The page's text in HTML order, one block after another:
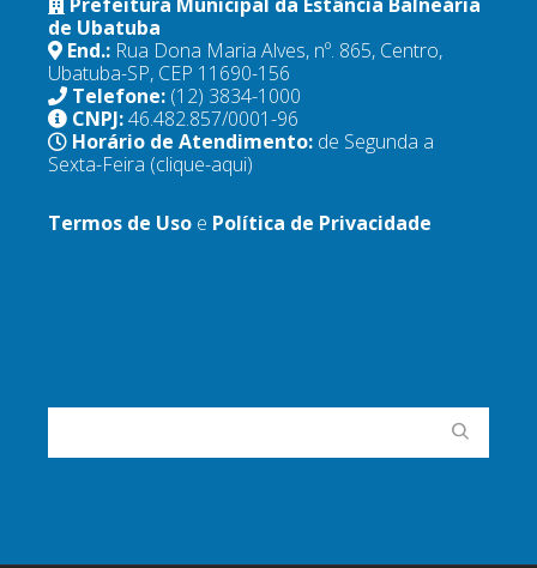
de Ubatuba
End.: Rua Dona Maria Alves, nº. 865, Centro,
Ubatuba-SP, CEP 11690-156
Telefone: (12) 3834-1000
CNPJ:46.482.857/0001-96
Horário de Atendimento: de Segunda a
Sexta-Feira (clique-aqui)
Termos de Uso e Política de Privacidade